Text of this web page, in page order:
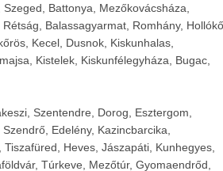
Battonya, Mezőkovácsháza,
Balassagyarmat, Romhány, Hollókő,
Kecel, Dusnok, Kiskunhalas,
Kistelek, Kiskunfélegyháza, Bugac,
Szentendre, Dorog, Esztergom,
Edelény, Kazincbarcika,
Heves, Jászapáti, Kunhegyes,
Túrkeve, Mezőtúr, Gyomaendrőd,